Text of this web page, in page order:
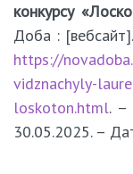
конкурсу
Доба :
https://
vidznachyly-
loskoton.html. –
30.05.2025. –